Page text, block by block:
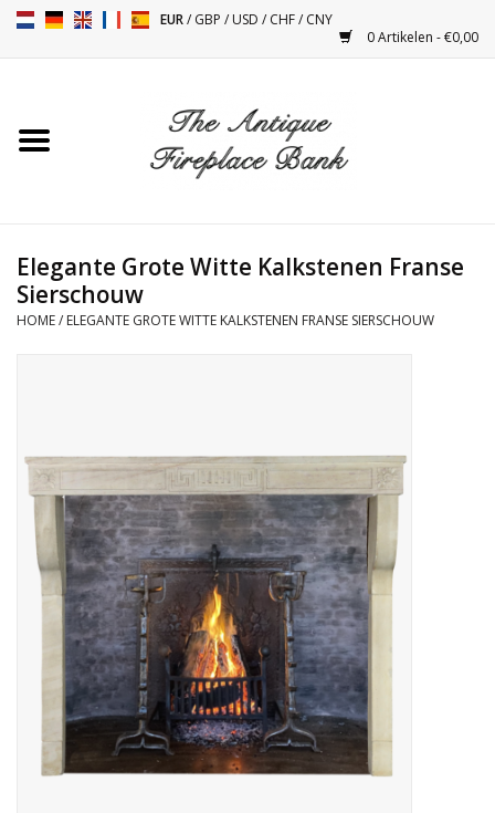
EUR/GBP /USD /CHF/CNY
0 Artikelen - €0,00
Toebehoren
Kacheltjes
Objecten
Decoratieve Outdoor
Objecten
Vloeren - Steen, Terra Cotta
& Marmer
Tevreden Klanten
Elegante Grote Witte Kalkstenen Franse
Sierschouw
HOME/ ELEGANTE GROTE WITTE KALKSTENEN FRANSE SIERSCHOUW